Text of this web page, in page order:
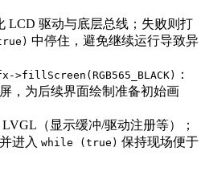
LCD 驱动与底层总线；失败则打
中停住，避免继续运行导致异
>fillScreen(RGB565_BLACK)
：
，为后续界面绘制准备初始画
LVGL（显示缓冲/驱动注册等）；
进入 while (true) 保持现场便于